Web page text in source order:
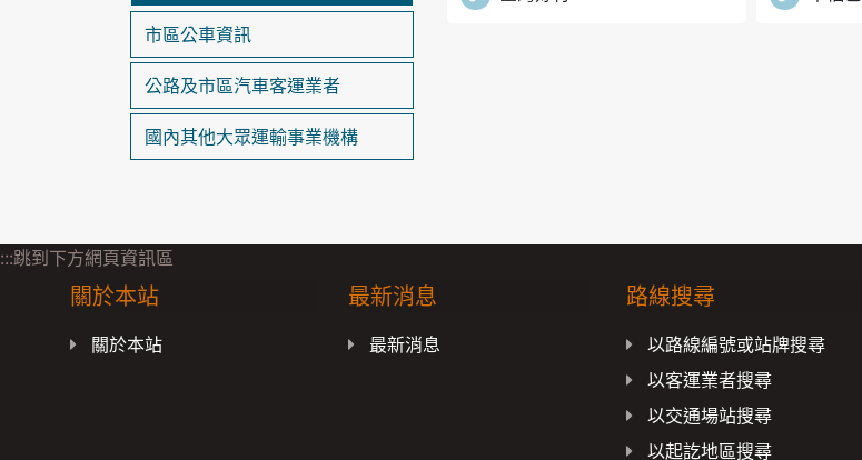
市區公車資訊
公路及市區汽車客運業者
國內其他大眾運輸事業機構
:::跳到下方網頁資訊區
關於本站
關於本站
最新消息
最新消息
路線搜尋
以路線編號或站牌搜尋
以客運業者搜尋
以交通場站搜尋
以起訖地區搜尋